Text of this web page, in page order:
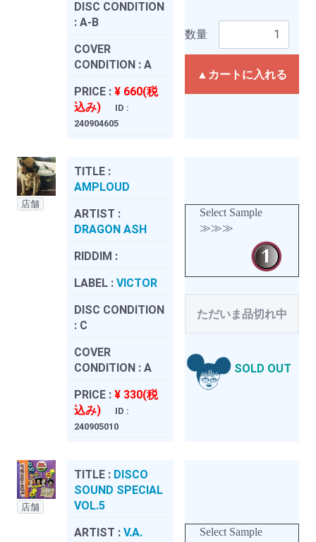
DISC CONDITION
: A-B
COVER
CONDITION : A
PRICE : ¥ 660(税
込み)
ID :
240904605
数量
▲カートに入れる
店舗
TITLE :
AMPLOUD
ARTIST :
DRAGON ASH
RIDDIM :
LABEL : VICTOR
DISC CONDITION
: C
COVER
CONDITION : A
PRICE : ¥ 330(税
込み)
ID :
240905010
Select Sample
≫≫≫
ただいま品切れ中
SOLD OUT
店舗
TITLE : DISCO
SOUND SPECIAL
VOL.5
ARTIST : V.A.
Select Sample